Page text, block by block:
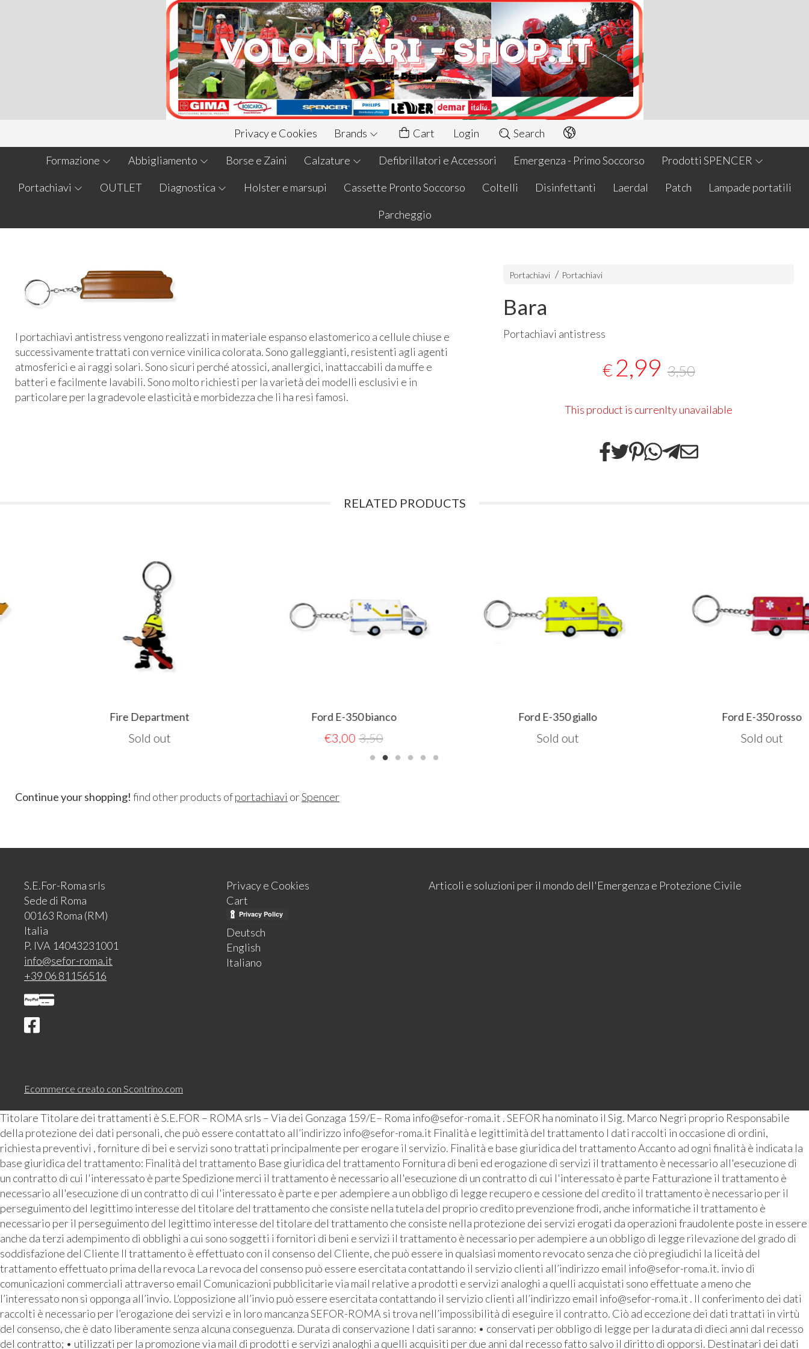
Privacy e Cookies Brands Cart Login Search
Formazione Abbigliamento Borse e Zaini Calzature Defibrillatori e Accessori Emergenza - Primo Soccorso Prodotti SPENCER
Portachiavi OUTLET Diagnostica Holster e marsupi Cassette Pronto Soccorso Coltelli Disinfettanti Laerdal Patch Lampade portatili
Parcheggio
I portachiavi antistress vengono realizzati in materiale espanso elastomerico a cellule chiuse e
successivamente trattati con vernice vinilica colorata. Sono galleggianti, resistenti agli agenti
atmosferici e ai raggi solari. Sono sicuri perché atossici, anallergici, inattaccabili da muffe e
batteri e facilmente lavabili. Sono molto richiesti per la varietà dei modelli esclusivi e in
particolare per la gradevole elasticità e morbidezza che li ha resi famosi.
Portachiavi Portachiavi
Bara
Portachiavi antistress
€ 2,99 3,50
This product is currenlty unavailable
RELATED PRODUCTS
Fire Department Ford E-350 bianco
3,50
Ford E-350 giallo Ford E-350 rosso
Continue your shopping! find other products ofportachiavi orSpencer
S.E.For-Roma srls
Sede di Roma
00163 Roma (RM)
Italia
P. IVA 14043231001
info@sefor-roma.it
+39 06 81156516
Privacy e Cookies
Cart
Deutsch
English
Italiano
Articoli e soluzioni per il mondo dell'Emergenza e Protezione Civile
Ecommerce creato con Scontrino.com
Titolare Titolare dei trattamenti è S.E.FOR – ROMA srls – Via dei Gonzaga 159/E– Roma info@sefor-roma.it . SEFOR ha nominato il Sig. Marco Negri proprio Responsabile
della protezione dei dati personali, che può essere contattato all’indirizzo info@sefor-roma.it Finalità e legittimità del trattamento I dati raccolti in occasione di ordini,
richiesta preventivi , forniture di bei e servizi sono trattati principalmente per erogare il servizio. Finalità e base giuridica del trattamento Accanto ad ogni finalità è indicata la
base giuridica del trattamento: Finalità del trattamento Base giuridica del trattamento Fornitura di beni ed erogazione di servizi il trattamento è necessario all'esecuzione di
un contratto di cui l'interessato è parte Spedizione merci il trattamento è necessario all'esecuzione di un contratto di cui l'interessato è parte Fatturazione il trattamento è
necessario all'esecuzione di un contratto di cui l'interessato è parte e per adempiere a un obbligo di legge recupero e cessione del credito il trattamento è necessario per il
perseguimento del legittimo interesse del titolare del trattamento che consiste nella tutela del proprio credito prevenzione frodi, anche informatiche il trattamento è
necessario per il perseguimento del legittimo interesse del titolare del trattamento che consiste nella protezione dei servizi erogati da operazioni fraudolente poste in essere
anche da terzi adempimento di obblighi a cui sono soggetti i fornitori di beni e servizi il trattamento è necessario per adempiere a un obbligo di legge rilevazione del grado di
soddisfazione del Cliente Il trattamento è effettuato con il consenso del Cliente, che può essere in qualsiasi momento revocato senza che ciò pregiudichi la liceità del
trattamento effettuato prima della revoca La revoca del consenso può essere esercitata contattando il servizio clienti all’indirizzo email info@sefor-roma.it. invio di
comunicazioni commerciali attraverso email Comunicazioni pubblicitarie via mail relative a prodotti e servizi analoghi a quelli acquistati sono effettuate a meno che
l’interessato non si opponga all’invio. L’opposizione all’invio può essere esercitata contattando il servizio clienti all’indirizzo email info@sefor-roma.it . Il conferimento dei dati
raccolti è necessario per l’erogazione dei servizi e in loro mancanza SEFOR-ROMA si trova nell’impossibilità di eseguire il contratto. Ciò ad eccezione dei dati trattati in virtù
del consenso, che è dato liberamente senza alcuna conseguenza. Durata di conservazione I dati saranno: • conservati per obbligo di legge per la durata di dieci anni dal recesso
del contratto; • utilizzati per la promozione via mail di prodotti e servizi analoghi a quelli acquisiti per due anni dal recesso fatto salvo il diritto di opporsi. Destinatari dei dati